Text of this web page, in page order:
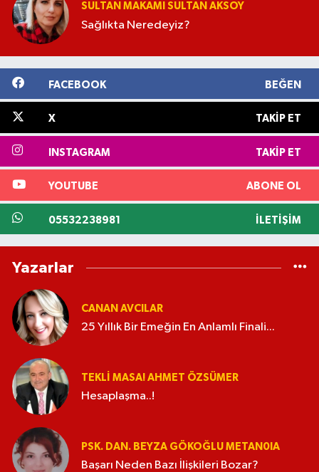
SULTAN MAKAMI SULTAN AKSOY
Sağlıkta Neredeyiz?
FACEBOOK BEĞEN
X TAKIP ET
INSTAGRAM TAKIP ET
YOUTUBE ABONE OL
05532238981 İLETIŞIM
Yazarlar
CANAN AVCILAR
25 Yıllık Bir Emeğin En Anlamlı Finali...
TEKLI MASA! AHMET ÖZSÜMER
Hesaplaşma..!
PSK. DAN. BEYZA GÖKOĞLU METAN0IA
Başarı Neden Bazı İlişkileri Bozar?